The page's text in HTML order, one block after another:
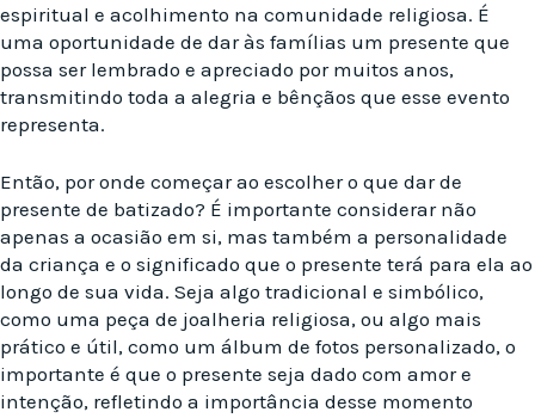
espiritual e acolhimento na comunidade religiosa. É
uma oportunidade de dar às famílias um presente que
possa ser lembrado e apreciado por muitos anos,
transmitindo toda a alegria e bênçãos que esse evento
representa.
Então, por onde começar ao escolher o que dar de
presente de batizado? É importante considerar não
apenas a ocasião em si, mas também a personalidade
da criança e o significado que o presente terá para ela ao
longo de sua vida. Seja algo tradicional e simbólico,
como uma peça de joalheria religiosa, ou algo mais
prático e útil, como um álbum de fotos personalizado, o
importante é que o presente seja dado com amor e
intenção, refletindo a importância desse momento